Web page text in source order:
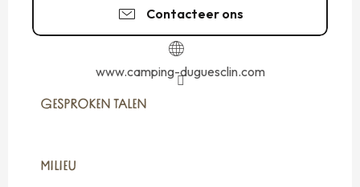
Contacteer ons
www.camping-duguesclin.com
GESPROKEN TALEN
GESPROKEN TALEN
MILIEU
MILIEU